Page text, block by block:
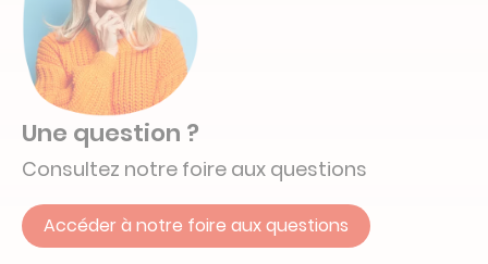
Une question ?
Consultez notre foire aux questions
Accéder à notre foire aux questions